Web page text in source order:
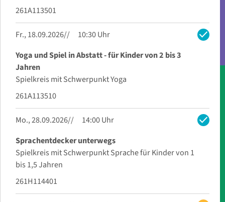
261A113501
check
Fr., 18.09.2026
10:30 Uhr
Yoga und Spiel in Abstatt - für Kinder von 2 bis 3
Jahren
Spielkreis mit Schwerpunkt Yoga
261A113510
check
Mo., 28.09.2026
14:00 Uhr
Sprachentdecker unterwegs
Spielkreis mit Schwerpunkt Sprache für Kinder von 1
bis 1,5 Jahren
261H114401